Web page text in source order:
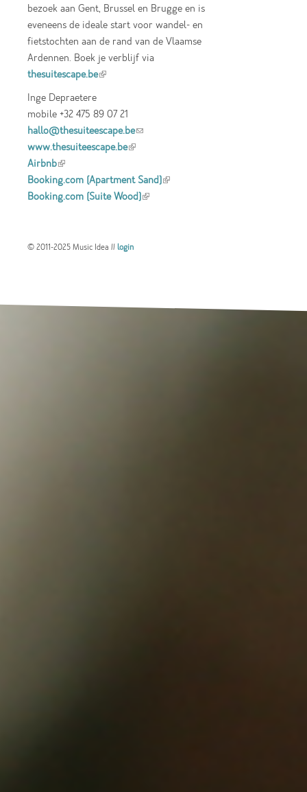
bezoek aan Gent, Brussel en Brugge en is
eveneens de ideale start voor wandel- en
fietstochten aan de rand van de Vlaamse
Ardennen. Boek je verblijf via
thesuitescape.be(link is external)
Inge Depraetere
mobile +32 475 89 07 21
hallo@thesuiteescape.be(link sends e-mail)
www.thesuiteescape.be(link is external)
Airbnb(link is external)
Booking.com (Apartment Sand)(link is
Booking.com (Suite Wood)(link is external)
© 2011-2025 Music Idea //login